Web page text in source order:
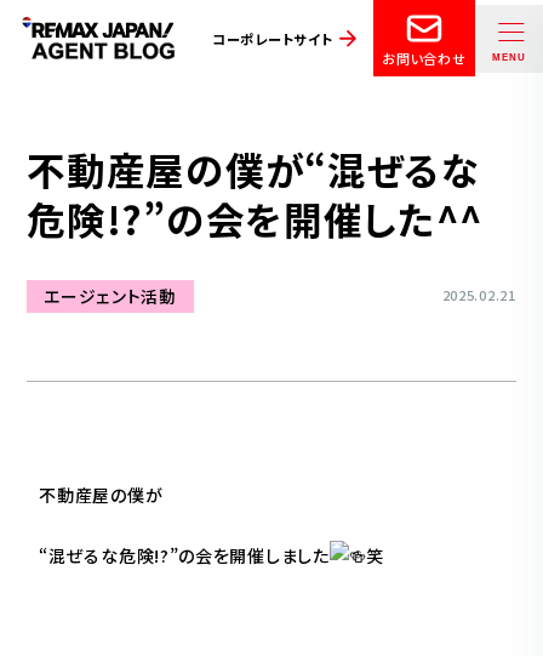
コーポレートサイト
お問い合わせ
不動産屋の僕が“混ぜるな
危険!?”の会を開催した^^
エージェント活動 2025.02.21
不動産屋の僕が
“混ぜるな危険!?”の会を開催しました 笑